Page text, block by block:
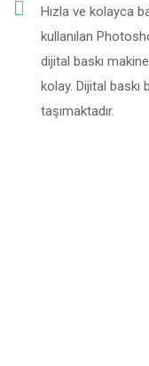
Hızla ve kolayca
kullanılan
dijital baskı
kolay. Dijital
taşımaktadır.